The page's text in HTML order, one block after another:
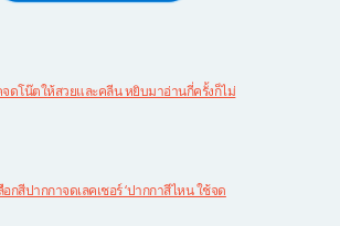
จดโน๊ตให้สวยและคลีน หยิบมาอ่านกี่ครั้งก็ไม่
อกสีปากกาจดเลคเชอร์ ‘ปากกาสีไหน ใช้จด